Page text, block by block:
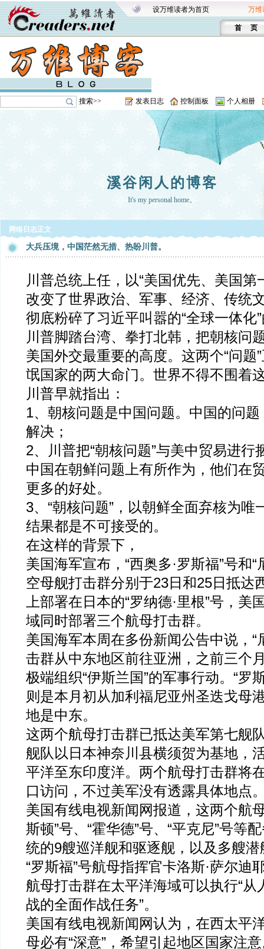
设万维读者为首页 万维
首 页
搜索>> 发表日志 控制面板 个人相册
溪谷闲人的博客
It's my personal home。
网络日志正文
大兵压境，中国茫然无措、热盼川普。
川普总统上任，以“美国优先、美国第
改变了世界政治、军事、经济、传
彻底粉碎了习近平叫嚣的“全球一体化
川普脚踏台湾、拳打北韩，把朝核问
美国外交最重要的高度。这两个“问题
氓国家的两大命门。世界不得不围着
川普早就指出：
1、朝核问题是中国问题。中国的问
解决；
2、川普把“朝核问题”与美中贸易进行
中国在朝鲜问题上有所作为，他们在
更多的好处。
3、“朝核问题”，以朝鲜全面弃核为唯
结果都是不可接受的。
在这样的背景下，
美国海军宣布，“西奥多·罗斯福”号和“
空母舰打击群分别于23日和25日抵达
上部署在日本的“罗纳德·里根”号，美
域同时部署三个航母打击群。
美国海军本周在多份新闻公告中说，“
击群从中东地区前往亚洲，之前三个
极端组织“伊斯兰国”的军事行动。“罗
则是本月初从加利福尼亚州圣迭戈母
地是中东。
这两个航母打击群已抵达美军第七舰
舰队以日本神奈川县横须贺为基地，
平洋至东印度洋。两个航母打击群将
口访问，不过美军没有透露具体地点
美国有线电视新闻网报道，这两个航
斯顿”号、“霍华德”号、“平克尼”号等
统的9艘巡洋舰和驱逐舰，以及多艘潜
“罗斯福”号航母指挥官卡洛斯·萨尔迪
航母打击群在太平洋海域可以执行“从
战的全面作战任务”。
美国有线电视新闻网认为，在西太平
母必有“深意”，希望引起地区国家注